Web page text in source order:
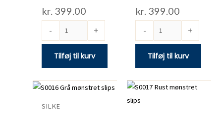
kr.399.00
- +
Tilføj til kurv
kr. 399.00
- +
Tilføj til kurv
SILKE
S0016
S0017
Rust